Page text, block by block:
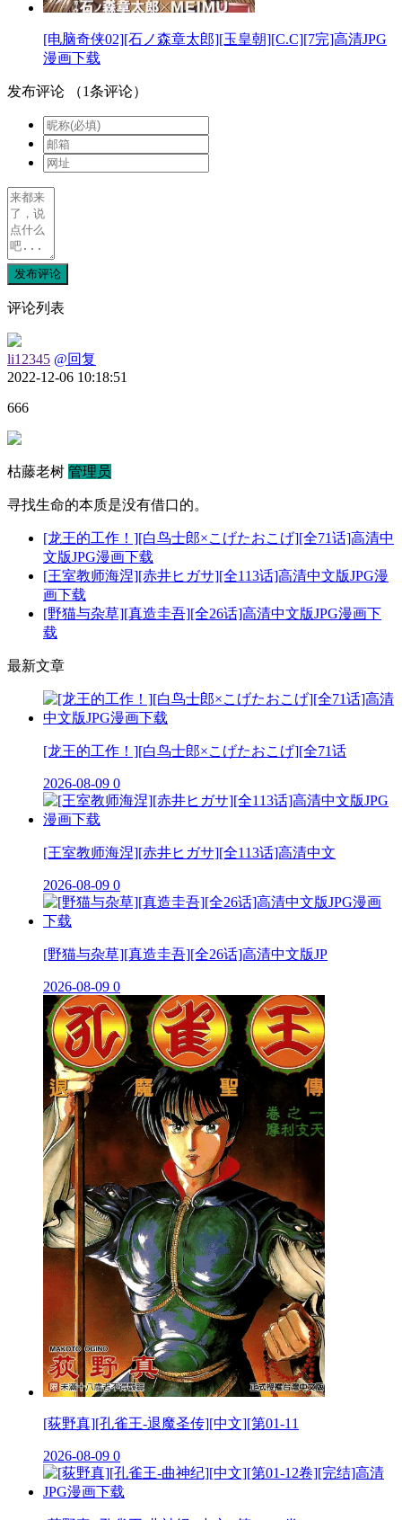
[电脑奇侠02][石ノ森章太郎][玉皇朝][C.C][7完]高清JPG
漫画下载
发布评论 （1条评论）
发布评论
评论列表
li12345 @回复
2022-12-06 10:18:51
666
枯藤老树 管理员
寻找生命的本质是没有借口的。
[龙王的工作！][白鸟士郎×こげたおこげ][全71话]高清中
文版JPG漫画下载
[王室教师海涅][赤井ヒガサ][全113话]高清中文版JPG漫
画下载
[野猫与杂草][真造圭吾][全26话]高清中文版JPG漫画下
载
最新文章
[龙王的工作！][白鸟士郎×こげたおこげ][全71话
2026-08-09 0
[王室教师海涅][赤井ヒガサ][全113话]高清中文
2026-08-09 0
[野猫与杂草][真造圭吾][全26话]高清中文版JP
2026-08-09 0
[荻野真][孔雀王-退魔圣传][中文][第01-11
2026-08-09 0